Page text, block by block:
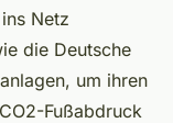
Netz
die Deutsche
um ihren
Fußabdruck